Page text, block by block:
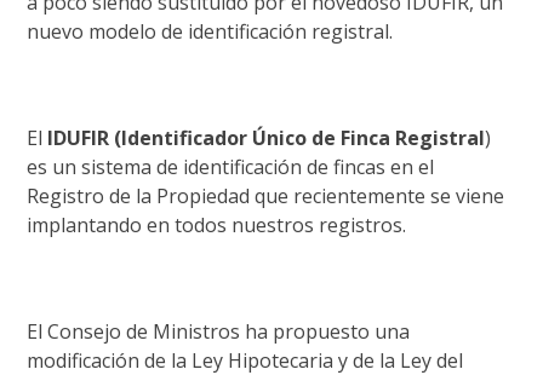
nuevo modelo de identificación registral.
El IDUFIR (Identificador Único de Finca Registral)
es un sistema de identificación de fincas en el
Registro de la Propiedad que recientemente se viene
implantando en todos nuestros registros.
El Consejo de Ministros ha propuesto una
modificación de la Ley Hipotecaria y de la Ley del